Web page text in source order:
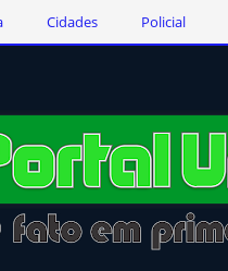
Cidades Policial